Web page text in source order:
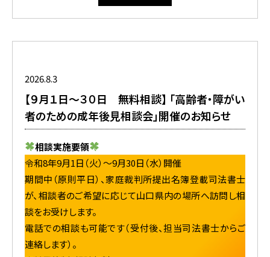
2026.8.3
【９月１日～３０日 無料相談】 「高齢者・障がい
者のための成年後見相談会」開催のお知らせ
相談実施要領
令和8年9月1日（火）～9月30日（水）開催
期間中（原則平日）、家庭裁判所提出名簿登載司法書士
が、相談者のご希望に応じて山口県内の場所へ訪問し相
談をお受けします。
電話での相談も可能です（受付後、担当司法書士からご
連絡します）。